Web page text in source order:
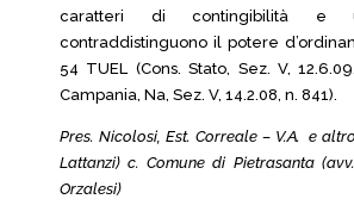
caratteri di contingibilità e
contraddistinguono il potere
54 TUEL (Cons. Stato, Sez. V,
Campania, Na, Sez. V, 14.2.08, n. 841).
Pres. Nicolosi, Est. Correale – V.A. e
Lattanzi) c. Comune di Pietrasanta
Orzalesi)